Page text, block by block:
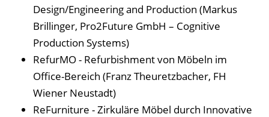
Design/Engineering and Production (Markus
Brillinger, Pro2Future GmbH – Cognitive
Production Systems)
RefurMO - Refurbishment von Möbeln im
Office-Bereich (Franz Theuretzbacher, FH
Wiener Neustadt)
ReFurniture - Zirkuläre Möbel durch Innovative